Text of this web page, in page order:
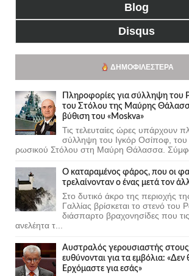
Blog
Disqus
ΔΗΜΟΦΙΛΈΣΤΕΡΑ
Πληροφορίες για σύλληψη του
του Στόλου της Mαύρης
βύθιση του «Moskva»
Τις τελευταίες ώρες υπάρχουν
σύλληψη του Ιγκόρ Οσίποφ, του
ρωσικού Στόλου στη Μαύρη Θάλασσα.
Ο καταραμένος φάρος, που οι
τρελαίνονταν ο ένας μετά τον
Στο δυτικό άκρο της περιοχής
Γαλλίας βρίσκεται το στενό του
διάσπαρτο βραχονησίδες που
ανελέητα τ...
Αυστραλός γερουσιαστής στους
ευθύνονται για τα εμβόλια: «Δεν
Ερχόμαστε για εσάς»